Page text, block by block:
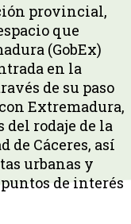
provincial,
que
(GobEx)
en la
de su paso
Extremadura,
rodaje de la
de Cáceres, así
urbanas y
de interés